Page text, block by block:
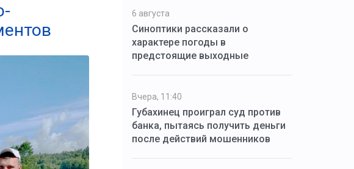
6 августа
Синоптики рассказали о
характере погоды в
предстоящие выходные
Вчера, 11:40
Губахинец проиграл суд против
банка, пытаясь получить деньги
после действий мошенников